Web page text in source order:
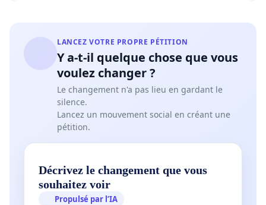
LANCEZ VOTRE PROPRE PÉTITION
Y a-t-il quelque chose que vous
voulez changer ?
Le changement n'a pas lieu en gardant le
silence.
Lancez un mouvement social en créant une
pétition.
Décrivez le changement que vous
souhaitez voir
Propulsé par l’IA